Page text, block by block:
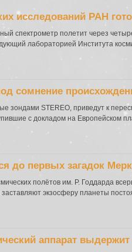
исследований РАН
спектрометр полетит через
лабораторией Института
сомнение
зондами STEREO, приведут к
с докладом на Европейском
до первых загадок
полётов им. Р. Годдарда
экзосферу планеты
аппарат